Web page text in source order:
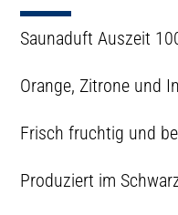
Saunaduft Auszeit
Orange, Zitrone und
Frisch fruchtig und
Produziert im